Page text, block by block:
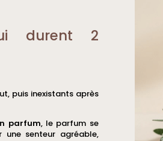
durent 2
puis inexistants après
parfum, le parfum se
une senteur agréable,